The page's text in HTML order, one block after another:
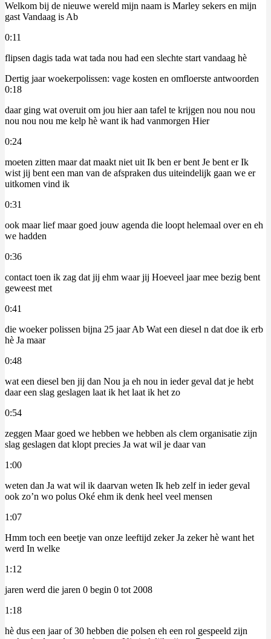
Welkom bij de nieuwe wereld mijn naam is Marley sekers en mijn
gast Vandaag is Ab
0:11
flipsen dagis tada wat tada nou had een slechte start vandaag hè
Dertig jaar woekerpolissen: vage kosten en omfloerste antwoorden
0:18
daar ging wat overuit om jou hier aan tafel te krijgen nou nou nou
nou nou nou me kelp hè want ik had vanmorgen Hier
0:24
moeten zitten maar dat maakt niet uit Ik ben er bent Je bent er Ik
wist jij bent een man van de afspraken dus uiteindelijk gaan we er
uitkomen vind ik
0:31
ook maar lief maar goed jouw agenda die loopt helemaal over en eh
we hadden
0:36
contact toen ik zag dat jij ehm waar jij Hoeveel jaar mee bezig bent
geweest met
0:41
die woeker polissen bijna 25 jaar Ab Wat een diesel n dat doe ik erb
hè Ja maar
0:48
wat een diesel ben jij dan Nou ja eh nou in ieder geval dat je hebt
daar een slag geslagen laat ik het laat ik het zo
0:54
zeggen Maar goed we hebben we hebben als clem organisatie zijn
slag geslagen dat klopt precies Ja wat wil je daar van
1:00
weten dan Ja wat wil ik daarvan weten Ik heb zelf in ieder geval
ook zo’n wo polus Oké ehm ik denk heel veel mensen
1:07
Hmm toch een beetje van onze leeftijd zeker Ja zeker hè want het
werd In welke
1:12
jaren werd die jaren 0 begin 0 tot 2008
1:18
hè dus een jaar of 30 hebben die polsen eh een rol gespeeld zijn